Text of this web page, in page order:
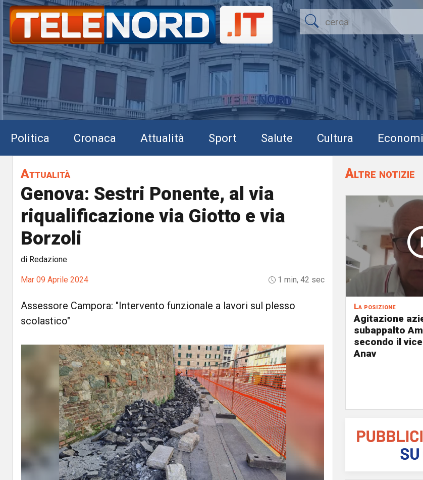
Politica Cronaca Attualità Sport Salute Cultura
Attualità
Genova: Sestri Ponente, al via
riqualificazione via Giotto e via
Borzoli
di Redazione
Mar 09 Aprile 2024 1 min, 42 sec
Assessore Campora: "Intervento funzionale a lavori sul plesso
scolastico"
Altre notizie
La posizione
Agitazione
subappalto
secondo il
Anav